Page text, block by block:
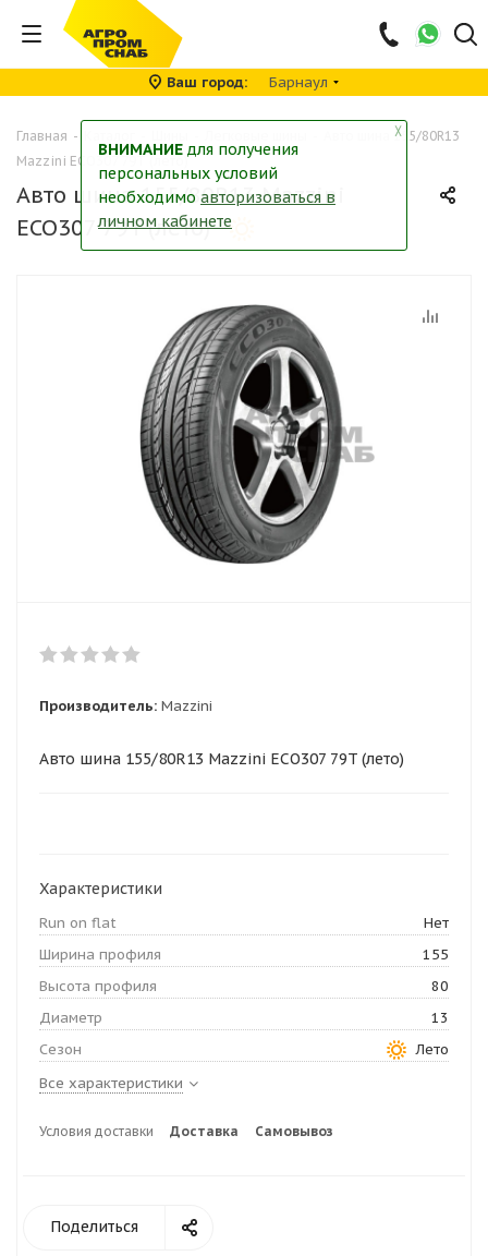
Ваш город Барнаул
Главная -
Авто шина 155/80R13
Mazzini ECO307 79T (лето)
Авто шина 155/80R13 Mazzini
ECO307 79T (лето)
Производитель: Mazzini
Авто шина 155/80R13 Mazzini ECO307 79T (лето)
Характеристики
Run on flat
Нет
Ширина профиля
155
Высота профиля
80
Диаметр
13
Сезон
Лето
Все характеристики
Условия доставки Доставка Самовывоз
Поделиться
╳
ВНИМАНИЕ для получения
персональных условий
необходимо авторизоваться в
личном кабинете